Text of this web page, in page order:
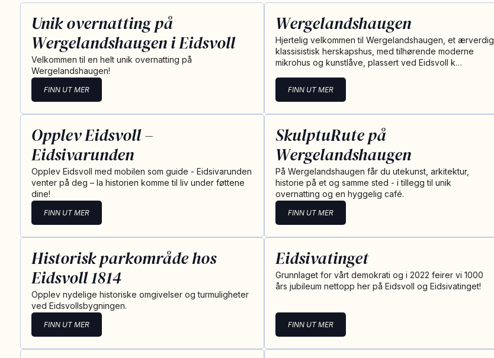
Unik overnatting på
Wergelandshaugen i Eidsvoll
Velkommen til en helt unik overnatting på
Wergelandshaugen!
FINN UT MER
Wergelandshaugen
Hjertelig velkommen til Wergelandshaugen, et ærverdig
klassisistisk herskapshus, med tilhørende moderne
mikrohus og kunstlåve, plassert ved Eidsvoll k…
FINN UT MER
Opplev Eidsvoll –
Eidsivarunden
Opplev Eidsvoll med mobilen som guide - Eidsivarunden
venter på deg – la historien komme til liv under føttene
dine!
FINN UT MER
SkulptuRute på
Wergelandshaugen
På Wergelandshaugen får du utekunst, arkitektur,
historie på et og samme sted - i tillegg til unik
overnatting og en hyggelig café.
FINN UT MER
Historisk parkområde hos
Eidsvoll 1814
Opplev nydelige historiske omgivelser og turmuligheter
ved Eidsvollsbygningen.
FINN UT MER
Eidsivatinget
Grunnlaget for vårt demokrati og i 2022 feirer vi 1000
års jubileum nettopp her på Eidsvoll og Eidsivatinget!
FINN UT MER